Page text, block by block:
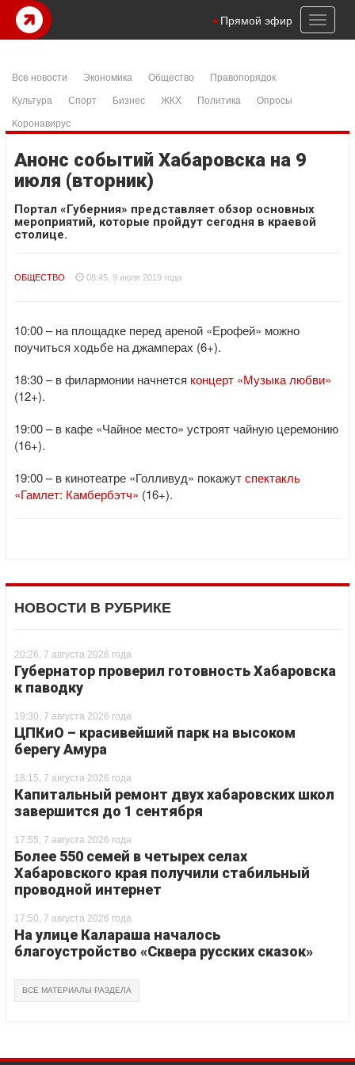
Toggle
Прямой эфир
Все новости Экономика Общество
Правопорядок
Культура
Спорт Бизнес ЖКХ Политика
Опросы
Коронавирус
Анонс событий Хабаровска на 9
июля (вторник)
Портал «Губерния» представляет обзор основных
мероприятий, которые пройдут сегодня в краевой
столице.
ОБЩЕСТВО 08:45, 9 июля 2019 года
10:00 – на площадке перед ареной «Ерофей» можно
поучиться ходьбе на джамперах (6+).
18:30 – в филармонии начнется концерт «Музыка любви»
(12+).
19:00 – в кафе «Чайное место» устроят чайную церемонию
(16+).
19:00 – в кинотеатре «Голливуд» покажутспектакль
«Гамлет: Камбербэтч» (16+).
НОВОСТИ В РУБРИКЕ
20:26, 7 августа 2026 года
Губернатор проверил готовность Хабаровска
к паводку
19:30, 7 августа 2026 года
ЦПКиО – красивейший парк на высоком
берегу Амура
18:15, 7 августа 2026 года
Капитальный ремонт двух хабаровских школ
завершится до 1 сентября
17:55, 7 августа 2026 года
Более 550 семей в четырех селах
Хабаровского края получили стабильный
проводной интернет
17:50, 7 августа 2026 года
На улице Калараша началось
благоустройство «Сквера русских сказок»
ВСЕ МАТЕРИАЛЫ РАЗДЕЛА